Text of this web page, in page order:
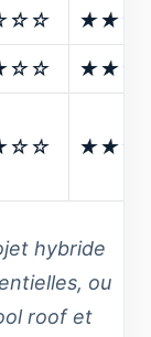
hybride
ou
roof et